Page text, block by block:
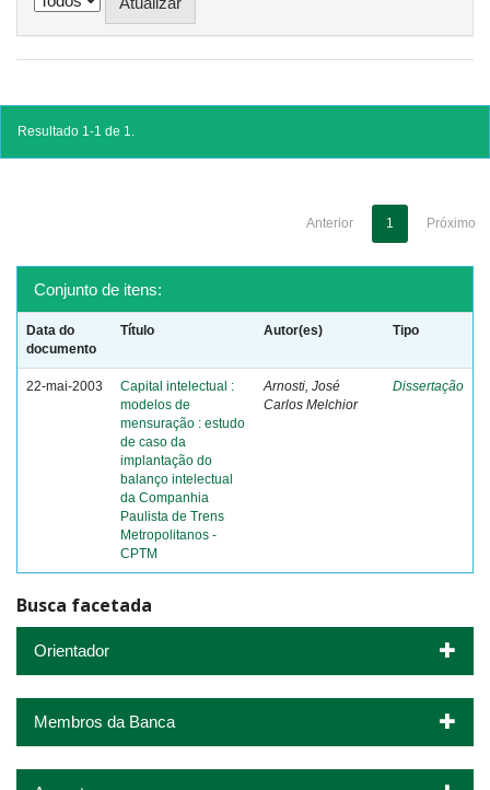
Resultado 1-1 de 1.
Anterior 1 Próximo
Conjunto de itens:
Data do
documento
Título Autor(es) Tipo
22-mai-2003
Capital intelectual :
modelos de
mensuração : estudo
de caso da
implantação do
balanço intelectual
da Companhia
Paulista de Trens
Metropolitanos -
CPTM
Arnosti, José
Carlos Melchior
Dissertação
Busca facetada
Orientador
Membros da Banca